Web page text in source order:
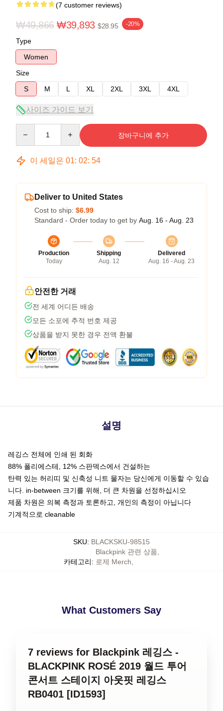
(7 customer reviews)
₩49,866 ₩39,893 $28.95 -20%
Type
Women
Size
S
M L XL 2XL 3XL 4XL
사이즈 가이드 보기
장바구니에 추가
이 세일은 01: 02: 54
Deliver to United States
Cost to ship: $6.99
Standard - Order today to get by Aug. 16 - Aug. 23
Production
Today
Shipping
Aug. 12
Delivered
Aug. 16 - Aug. 23
안전한 거래
전 세계 어디든 배송
모든 소포에 추적 번호 제공
상품을 받지 못한 경우 전액 환불
설명
레깅스 전체에 인쇄 된 회화
88% 폴리에스테, 12% 스판덱스에서 건설하는
탄력 있는 허리띠 및 신축성 니트 물자는 당신에게 이동할 수 있습
니다. in-between 크기를 위해, 더 큰 차원을 선정하십시오
제품 차원은 의복 측정과 토론하고, 개인의 측정이 아닙니다
기계적으로 cleanable
SKU: BLACKSKU-98515
카테고리:
Blackpink 관련 상품
로제 Merch
What Customers Say
7 reviews for Blackpink 레깅스 -
BLACKPINK ROSÉ 2019 월드 투어
콘서트 스테이지 아웃핏 레깅스
RB0401 [ID1593]